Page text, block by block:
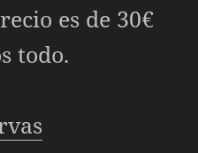
es de 30€
todo.